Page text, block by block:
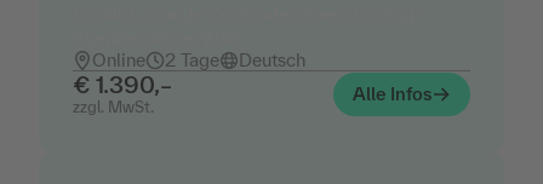
Online
2 Tage Deutsch
€ 1.390,–
zzgl. MwSt.
Alle Infos